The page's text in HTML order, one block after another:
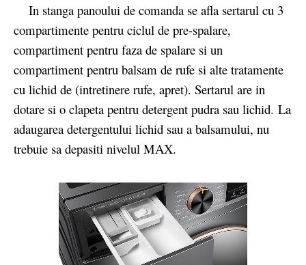
In stanga panoului de comanda se afla sertarul cu 3
compartimente pentru ciclul de pre-spalare,
compartiment pentru faza de spalare si un
compartiment pentru balsam de rufe si alte tratamente
cu lichid de (intretinere rufe, apret). Sertarul are in
dotare si o clapeta pentru detergent pudra sau lichid. La
adaugarea detergentului lichid sau a balsamului, nu
trebuie sa depasiti nivelul MAX.